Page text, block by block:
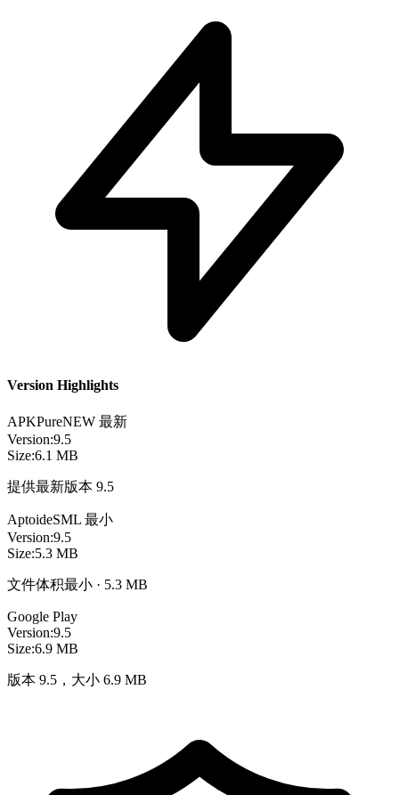
Version Highlights
APKPureNEW 最新
Version:9.5
Size:6.1 MB
提供最新版本 9.5
AptoideSML 最小
Version:9.5
Size:5.3 MB
文件体积最小 · 5.3 MB
Google Play
Version:9.5
Size:6.9 MB
版本 9.5，大小 6.9 MB